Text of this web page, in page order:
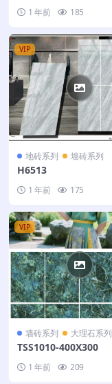
1 年前 185
VIP
地砖系列 墙砖系列
H6513
1 年前 175
VIP
墙砖系列 大理石系列
TSS1010-400X300
1 年前 209